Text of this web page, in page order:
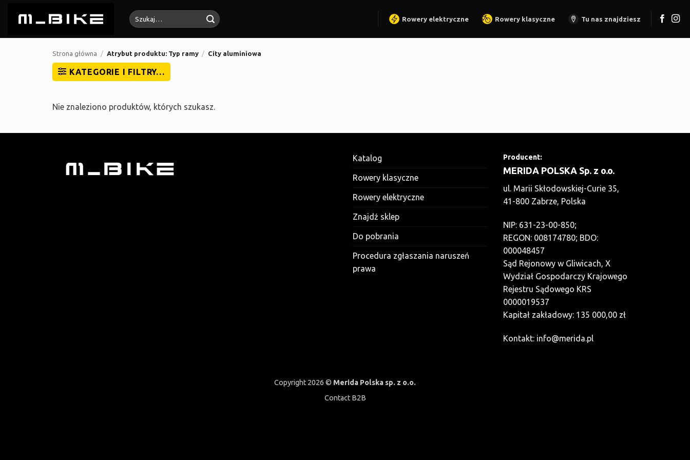
Szukaj:
Rowery elektryczne Rowery klasyczne Tu nas znajdziesz
Strona główna / Atrybut produktu: Typ ramy / City aluminiowa
KATEGORIE I FILTRY…
Nie znaleziono produktów, których szukasz.
Katalog
Rowery klasyczne
Rowery elektryczne
Znajdź sklep
Do pobrania
Procedura zgłaszania naruszeń
prawa
Producent:
MERIDA POLSKA Sp. z o.o.
ul. Marii Skłodowskiej-Curie 35,
41-800 Zabrze, Polska
NIP: 631-23-00-850;
REGON: 008174780; BDO:
000048457
Sąd Rejonowy w Gliwicach, X
Wydział Gospodarczy Krajowego
Rejestru Sądowego KRS
0000019537
Kapitał zakładowy: 135 000,00 zł
Kontakt: info@merida.pl
Copyright 2026 © Merida Polska sp. z o.o.
Contact B2B